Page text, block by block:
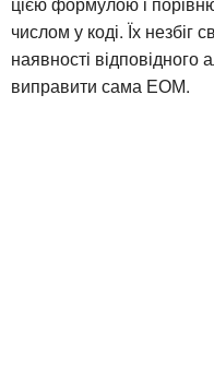
числом у коді. Їх незбіг
наявності відповідного
виправити сама ЕОМ.